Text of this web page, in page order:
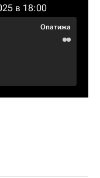
в 18:00
Опатижа